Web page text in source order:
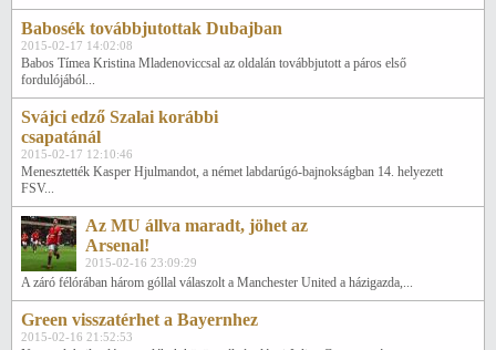
Babosék továbbjutottak Dubajban
2015-02-17 14:02:08
Babos Tímea Kristina Mladenoviccsal az oldalán továbbjutott a páros első
fordulójából...
Svájci edző Szalai korábbi
csapatánál
2015-02-17 12:10:46
Menesztették Kasper Hjulmandot, a német labdarúgó-bajnokságban 14. helyezett
FSV...
Az MU állva maradt, jöhet az
Arsenal!
2015-02-16 23:09:29
A záró félórában három góllal válaszolt a Manchester United a házigazda,...
Green visszatérhet a Bayernhez
2015-02-16 21:52:53